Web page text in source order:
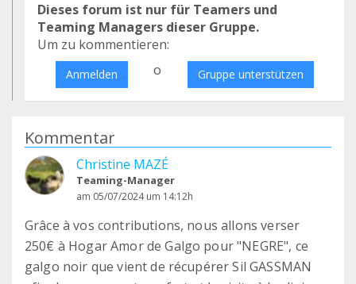
Dieses forum ist nur für Teamers und
Teaming Managers dieser Gruppe.
Um zu kommentieren:
Anmelden o Gruppe unterstützen
Kommentar
Christine MAZÉ
Teaming-Manager
am 05/07/2024 um 14:12h
Grâce à vos contributions, nous allons verser
250€ à Hogar Amor de Galgo pour "NEGRE", ce
galgo noir que vient de récupérer Sil GASSMAN